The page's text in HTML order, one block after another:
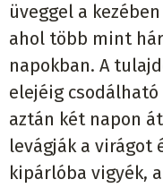
üveggel a
ahol több mint
napokban. A
elejéig
aztán két napon
levágják a virágot
kipárlóba vigyék,